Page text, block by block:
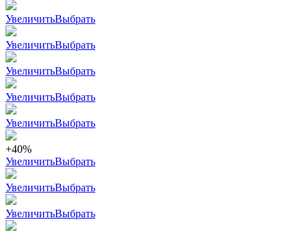
УвеличитьВыбрать
УвеличитьВыбрать
УвеличитьВыбрать
УвеличитьВыбрать
УвеличитьВыбрать
+40%
УвеличитьВыбрать
УвеличитьВыбрать
УвеличитьВыбрать